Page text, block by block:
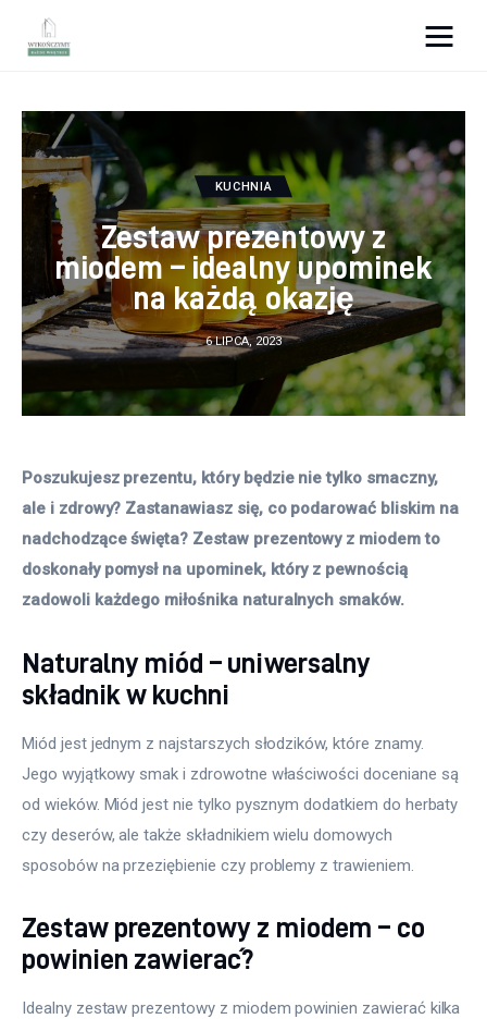
Porady wnętrzarskie
Remont
Kuchnia
Łazienka
Salon
Sypialnia
KUCHNIA
Zestaw prezentowy z
miodem – idealny upominek
na każdą okazję
6 LIPCA, 2023
Poszukujesz prezentu, który będzie nie tylko smaczny,
ale i zdrowy? Zastanawiasz się, co podarować bliskim na
nadchodzące święta? Zestaw prezentowy z miodem to
doskonały pomysł na upominek, który z pewnością
zadowoli każdego miłośnika naturalnych smaków.
Naturalny miód – uniwersalny
składnik w kuchni
Miód jest jednym z najstarszych słodzików, które znamy.
Jego wyjątkowy smak i zdrowotne właściwości doceniane są
od wieków. Miód jest nie tylko pysznym dodatkiem do herbaty
czy deserów, ale także składnikiem wielu domowych
sposobów na przeziębienie czy problemy z trawieniem.
Zestaw prezentowy z miodem – co
powinien zawierać?
Idealny zestaw prezentowy z miodem powinien zawierać kilka